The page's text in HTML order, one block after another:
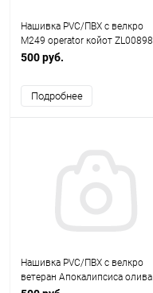
Нашивка PVC/ПВХ с велкро
M249 operator койот ZL00898
500 руб.
Подробнее
Нашивка PVC/ПВХ с велкро
ветеран Апокалипсиса олива